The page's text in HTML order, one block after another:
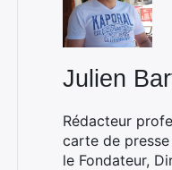
Julien
Rédacteur
carte de
le Fondateur,